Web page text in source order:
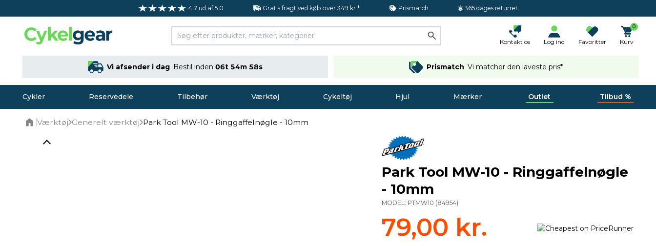
4.7 ud af 5.0 Gratis fragt ved køb over 349 kr.* Prismatch 365 dages returret
Kontakt os Log ind Favoritter
0
Kurv
Vi afsender i dag Bestil inden06t 54m 57s Prismatch Vi matcher den laveste pris*
Cykler Reservedele Tilbehør Værktøj Cykeltøj Hjul Mærker Outlet Tilbud %
Værktøj Generelt værktøj Park Tool MW-10 - Ringgaffelnøgle - 10mm
Park Tool MW-10 - Ringgaffelnøgle
- 10mm
MODEL: PTMW10 (84954)
79,00 kr.